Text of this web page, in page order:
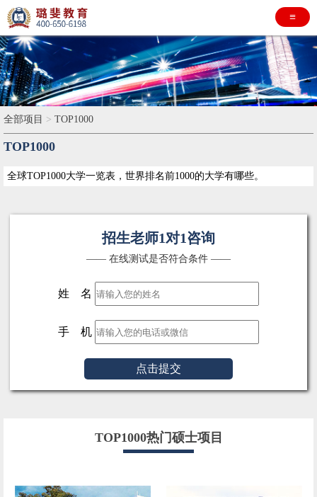
≡
全部项目 > TOP1000
TOP1000
全球TOP1000大学一览表，世界排名前1000的大学有哪些。
招生老师1对1咨询
—— 在线测试是否符合条件 ——
姓 名
手 机
点击提交
TOP1000热门硕士项目